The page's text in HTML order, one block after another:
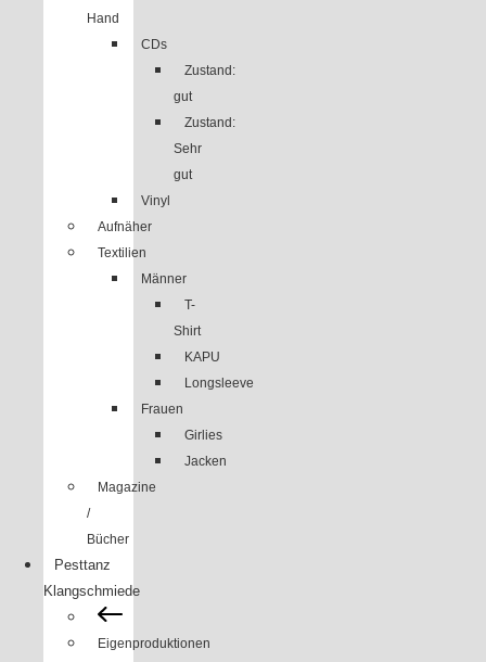
Hand
CDs
Zustand:
gut
Zustand:
Sehr
gut
Vinyl
Aufnäher
Textilien
Männer
T-
Shirt
KAPU
Longsleeve
Frauen
Girlies
Jacken
Magazine
/
Bücher
Pesttanz
Klangschmiede
Eigenproduktionen